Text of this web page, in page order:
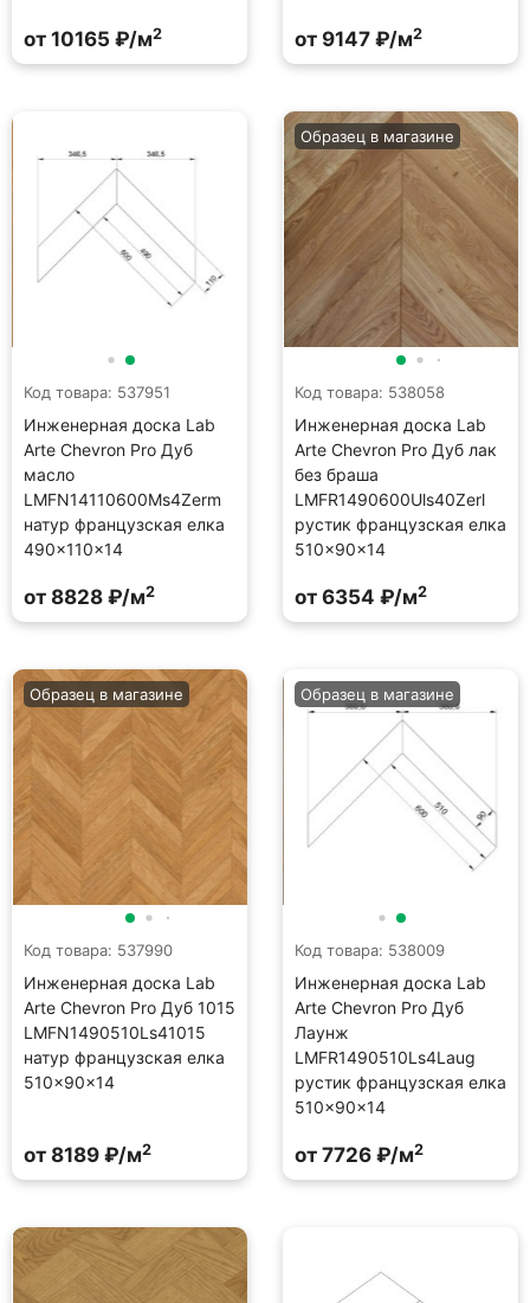
от 10165 ₽/м2 от 9147 ₽/м2
Код товара: 537951
Инженерная доска Lab
Arte Chevron Pro Дуб
масло
LMFN14110600Ms4Zerm
натур французская елка
490×110×14
от 8828 ₽/м2
Код товара: 538058
Инженерная доска Lab
Arte Chevron Pro Дуб лак
без браша
LMFR1490600Uls40Zerl
рустик французская елка
510×90×14
Образец в магазине
от 6354 ₽/м2
Код товара: 537990
Инженерная доска Lab
Arte Chevron Pro Дуб 1015
LMFN1490510Ls41015
натур французская елка
510×90×14
Образец в магазине
от 8189 ₽/м2
Код товара: 538009
Инженерная доска Lab
Arte Chevron Pro Дуб
Лаунж
LMFR1490510Ls4Laug
рустик французская елка
510×90×14
Образец в магазине
от 7726 ₽/м2